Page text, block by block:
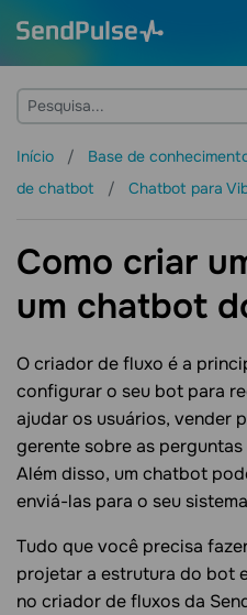
Início Base de
de chatbot
Chatbot para
Como criar
um chatbot
O criador de fluxo é a
configurar o seu bot para
ajudar os usuários, vender
gerente sobre as
Além disso, um chatbot
enviá-las para o seu
Tudo que você precisa
projetar a estrutura do bot
no criador de fluxos da